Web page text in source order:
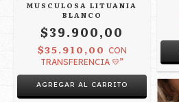
MUSCULOSA LITUANIA
BLANCO
$39.900,00
$35.910,00 CON
TRANSFERENCIA 💛”
AGREGAR AL CARRITO